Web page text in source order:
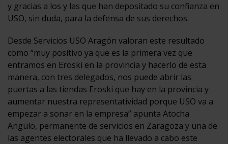
y gracias a los y las que han depositado su confianza en
USO, sin duda, para la defensa de sus derechos.
Desde Servicios USO Aragón valoran este resultado
como “muy positivo ya que es la primera vez que
entramos en Eroski en la provincia y hacerlo de esta
manera, con tres delegados, nos puede abrir las
puertas a las tiendas Eroski que hay en la provincia y
aumentar nuestra representatividad porque USO va a
empezar a sonar en la empresa” apunta Atocha
Angulo, permanente de servicios en Zaragoza y una de
las agentes electorales que ha llevado a cabo este